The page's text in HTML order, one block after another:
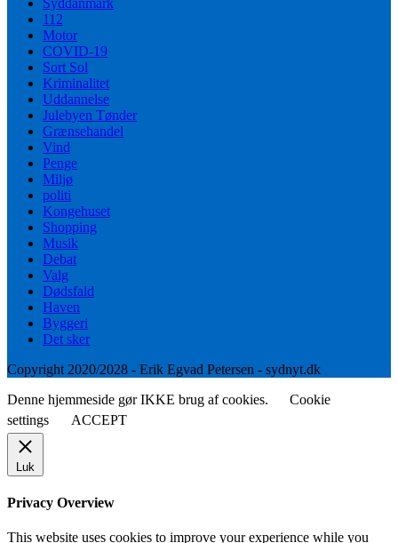
112
Motor
COVID-19
Sort Sol
Kriminalitet
Uddannelse
Julebyen Tønder
Grænsehandel
Vind
Penge
Miljø
politi
Kongehuset
Shopping
Musik
Debat
Valg
Dødsfald
Haven
Byggeri
Det sker
Copyright 2020/2028 - Erik Egvad Petersen - sydnyt.dk
Denne hjemmeside gør IKKE brug af cookies.
Cookie
settings
ACCEPT
Luk
Privacy Overview
This website uses cookies to improve your experience while you